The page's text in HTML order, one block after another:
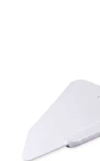
väggen